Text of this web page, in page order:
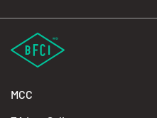
MCC